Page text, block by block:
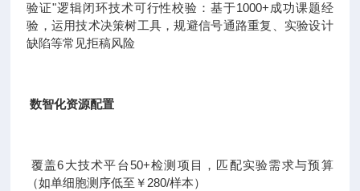
验证"逻辑闭环技术可行性校验：基于1000+成功课题经
验，运用技术决策树工具，规避信号通路重复、实验设计
缺陷等常见拒稿风险
数智化资源配置
覆盖6大技术平台50+检测项目，匹配实验需求与预算
（如单细胞测序低至￥280/样本）